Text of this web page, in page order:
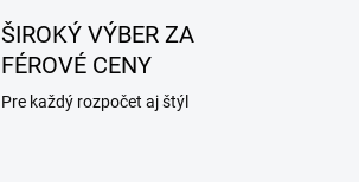
ŠIROKÝ VÝBER ZA
FÉROVÉ CENY
Pre každý rozpočet aj štýl